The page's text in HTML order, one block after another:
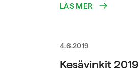
LÄS MER
4.6.2019
Kesävinkit 2019